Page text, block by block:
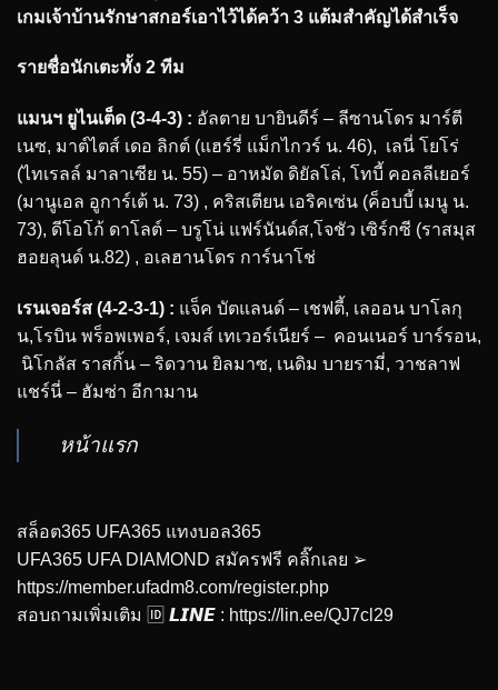
เกมเจ้าบ้านรักษาสกอร์เอาไว้ได้คว้า 3 แต้มสำคัญได้สำเร็จ
รายชื่อนักเตะทั้ง 2 ทีม
แมนฯ ยูไนเต็ด (3-4-3) : อัลตาย บายินดีร์ – ลีซานโดร มาร์ตี
เนซ, มาต์ไตส์ เดอ ลิกต์ (แฮร์รี่ แม็กไกวร์ น. 46), เลนี่ โยโร่
(ไทเรลล์ มาลาเซีย น. 55) – อาหมัด ดิยัลโล่, โทบี้ คอลลีเยอร์
(มานูเอล อูการ์เต้ น. 73) , คริสเตียน เอริคเซ่น (ค็อบบี้ เมนู น.
73), ดีโอโก้ ดาโลต์ – บรูโน่ แฟร์นันด์ส,โจชัว เซิร์กซี (ราสมุส
ฮอยลุนด์ น.82) , อเลฮานโดร การ์นาโช่
เรนเจอร์ส (4-2-3-1) : แจ็ค บัตแลนด์ – เชฟตี้, เลออน บาโลกุ
น,โรบิน พร็อพเพอร์, เจมส์ เทเวอร์เนียร์ – คอนเนอร์ บาร์รอน,
นิโกลัส ราสกิ้น – ริดวาน ยิลมาซ, เนดิม บายรามี่, วาชลาฟ
แชร์นี่ – ฮัมซ่า อีกามาน
หน้าแรก
สล็อต365 UFA365 แทงบอล365
UFA365 UFA DIAMOND สมัครฟรี คลิ๊กเลย ➢
https://member.ufadm8.com/register.php
สอบถามเพิ่มเติม 🆔 𝙇𝙄𝙉𝙀 : https://lin.ee/QJ7cl29